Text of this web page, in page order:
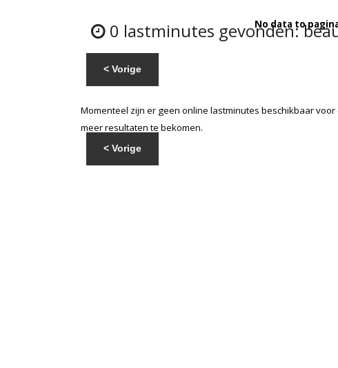
0 lastminutes gevonden:
< Vorige
No data to
Momenteel zijn er geen online lastminutes beschikbaar
meer resultaten te bekomen.
< Vorige